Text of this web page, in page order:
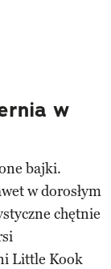
w
bajki.
w dorosłym
chętnie
Little Kook